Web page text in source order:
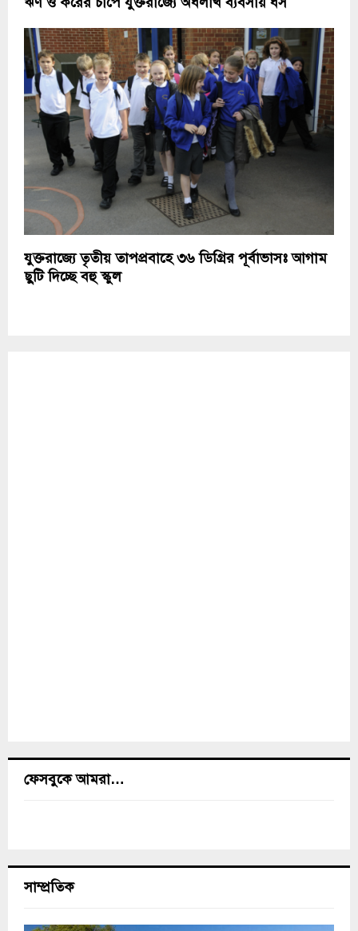
যুক্তরাজ্যে তৃতীয় তাপপ্রবাহে ৩৬ ডিগ্রির পূর্বাভাসঃ আগাম
ছুটি দিচ্ছে বহু স্কুল
ফেসবুকে আমরা…
সাম্প্রতিক